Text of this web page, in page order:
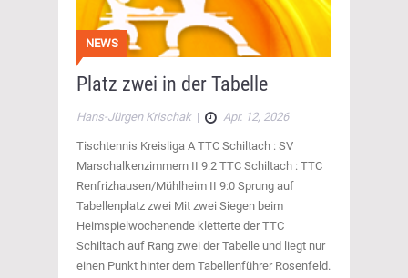
NEWS
Platz zwei in der Tabelle
Hans-Jürgen Krischak| Apr. 12, 2026
Tischtennis Kreisliga A TTC Schiltach : SV
Marschalkenzimmern II 9:2 TTC Schiltach : TTC
Renfrizhausen/Mühlheim II 9:0 Sprung auf
Tabellenplatz zwei Mit zwei Siegen beim
Heimspielwochenende kletterte der TTC
Schiltach auf Rang zwei der Tabelle und liegt nur
einen Punkt hinter dem Tabellenführer Rosenfeld.